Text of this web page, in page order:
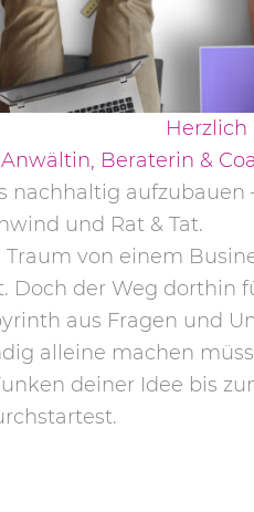
Beraterin &
nachhaltig aufzubauen
und Rat & Tat.
von einem
Doch der Weg dorthin
aus Fragen und
alleine machen
deiner Idee bis